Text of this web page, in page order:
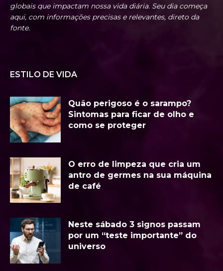
globais que impactam nossa vida diária. Seu dia começa
aqui, com informações precisas e relevantes, direto da
fonte.
ESTILO DE VIDA
Quão perigoso é o sarampo?
Sintomas para ficar de olho e
como se proteger
O erro de limpeza que cria um
antro de germes na sua máquina
de café
Neste sábado 3 signos passam
por um “teste importante” do
universo